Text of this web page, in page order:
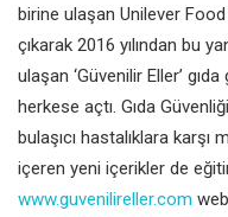
birine ulaşan Unilever
çıkarak 2016 yılından bu
ulaşan ‘Güvenilir Eller’
herkese açtı. Gıda
bulaşıcı hastalıklara karşı
içeren yeni içerikler de
www.guvenilireller.com